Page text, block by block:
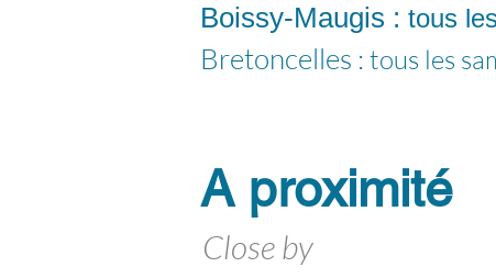
Boissy-Maugis : tous
Bretoncelles : tous les
A proximité
Close by